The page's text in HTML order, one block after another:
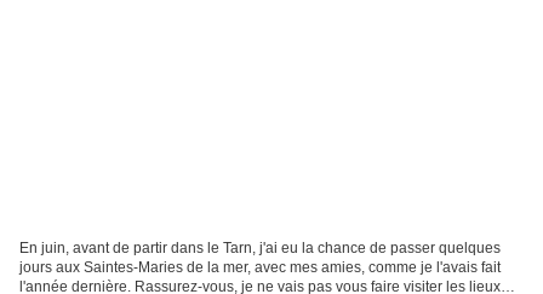
En juin, avant de partir dans le Tarn, j'ai eu la chance de passer quelques
jours aux Saintes-Maries de la mer, avec mes amies, comme je l'avais fait
l'année dernière. Rassurez-vous, je ne vais pas vous faire visiter les lieux